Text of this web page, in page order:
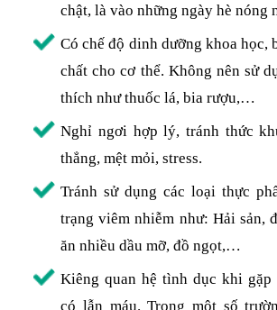
chật, là vào những ngày hè nóng
Có chế độ dinh dưỡng khoa học,
chất cho cơ thể. Không nên sử
thích như thuốc lá, bia rượu,…
Nghỉ ngơi hợp lý, tránh thức
thẳng, mệt mỏi, stress.
Tránh sử dụng các loại thực
trạng viêm nhiễm như: Hải sản,
ăn nhiều dầu mỡ, đồ ngọt,…
Kiêng quan hệ tình dục khi
có lẫn máu. Trong một số